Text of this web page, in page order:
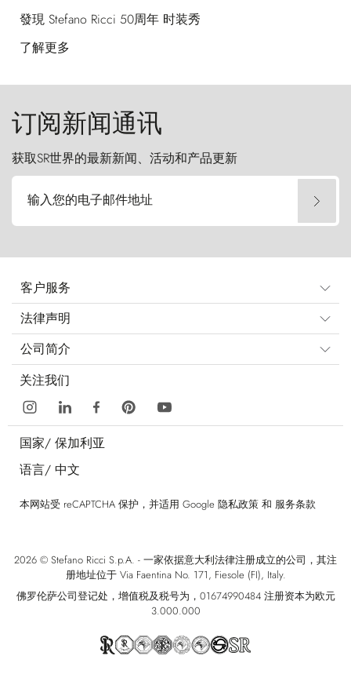
發現 Stefano Ricci 50周年 时装秀
了解更多
订阅新闻通讯
获取SR世界的最新新闻、活动和产品更新
输入您的电子邮件地址
客户服务
法律声明
公司简介
关注我们
国家/ 保加利亚
语言/ 中文
本网站受 reCAPTCHA 保护，并适用 Google 隐私政策 和 服务条款
2026 © Stefano Ricci S.p.A. - 一家依据意大利法律注册成立的公司，其注
册地址位于 Via Faentina No. 171, Fiesole (FI), Italy.
佛罗伦萨公司登记处，增值税及税号为，01674990484 注册资本为欧元
3.000.000